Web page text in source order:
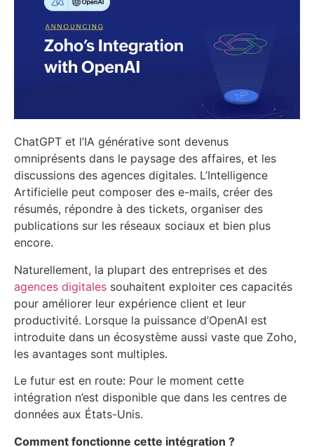
ChatGPT et l’IA générative sont devenus
omniprésents dans le paysage des affaires, et les
discussions des agences digitales. L’Intelligence
Artificielle peut composer des e-mails, créer des
résumés, répondre à des tickets, organiser des
publications sur les réseaux sociaux et bien plus
encore.
Naturellement, la plupart des entreprises et des
agences digitales souhaitent exploiter ces capacités
pour améliorer leur expérience client et leur
productivité. Lorsque la puissance d’OpenAI est
introduite dans un écosystème aussi vaste que Zoho,
les avantages sont multiples.
Le futur est en route: Pour le moment cette
intégration n’est disponible que dans les centres de
données aux États-Unis.
Comment fonctionne cette intégration ?